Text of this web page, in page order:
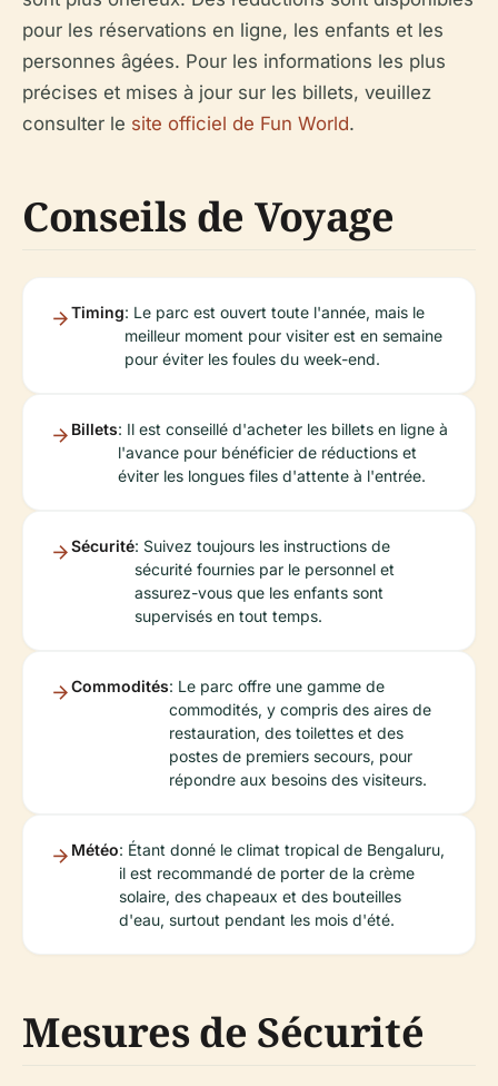
pour les réservations en ligne, les enfants et les
personnes âgées. Pour les informations les plus
précises et mises à jour sur les billets, veuillez
consulter le site officiel de Fun World.
Conseils de Voyage
Timing: Le parc est ouvert toute l'année, mais le
meilleur moment pour visiter est en semaine
pour éviter les foules du week-end.
Billets: Il est conseillé d'acheter les billets en ligne à
l'avance pour bénéficier de réductions et
éviter les longues files d'attente à l'entrée.
Sécurité: Suivez toujours les instructions de
sécurité fournies par le personnel et
assurez-vous que les enfants sont
supervisés en tout temps.
Commodités: Le parc offre une gamme de
commodités, y compris des aires de
restauration, des toilettes et des
postes de premiers secours, pour
répondre aux besoins des visiteurs.
Météo: Étant donné le climat tropical de Bengaluru,
il est recommandé de porter de la crème
solaire, des chapeaux et des bouteilles
d'eau, surtout pendant les mois d'été.
Mesures de Sécurité